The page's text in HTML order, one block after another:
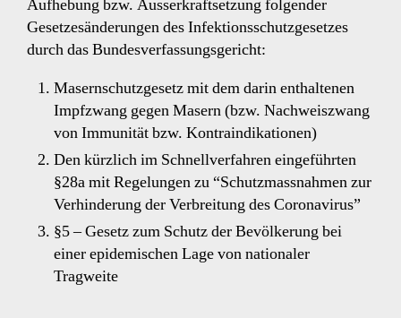
Aufhebung bzw. Ausserkraftsetzung folgender
Gesetzesänderungen des Infektionsschutzgesetzes
durch das Bundesverfassungsgericht:
Masernschutzgesetz mit dem darin enthaltenen
Impfzwang gegen Masern (bzw. Nachweiszwang
von Immunität bzw. Kontraindikationen)
Den kürzlich im Schnellverfahren eingeführten
§28a mit Regelungen zu “Schutzmassnahmen zur
Verhinderung der Verbreitung des Coronavirus”
§5 – Gesetz zum Schutz der Bevölkerung bei
einer epidemischen Lage von nationaler
Tragweite